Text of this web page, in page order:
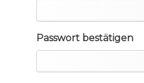
Passwort bestätigen